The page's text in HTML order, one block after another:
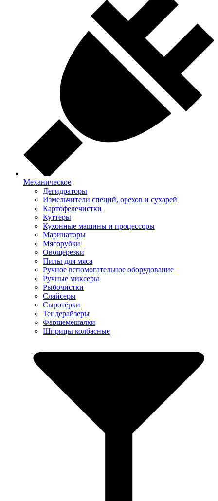
Механическое
Дегидраторы
Измельчители специй, орехов и сухарей
Картофелечистки
Куттеры
Кухонные машины и процессоры
Маринаторы
Мясорубки
Овощерезки
Пилы для мяса
Ручное вспомогательное оборудование
Ручные миксеры
Рыбочистки
Слайсеры
Сыротёрки
Тендерайзеры
Фаршемешалки
Шприцы колбасные